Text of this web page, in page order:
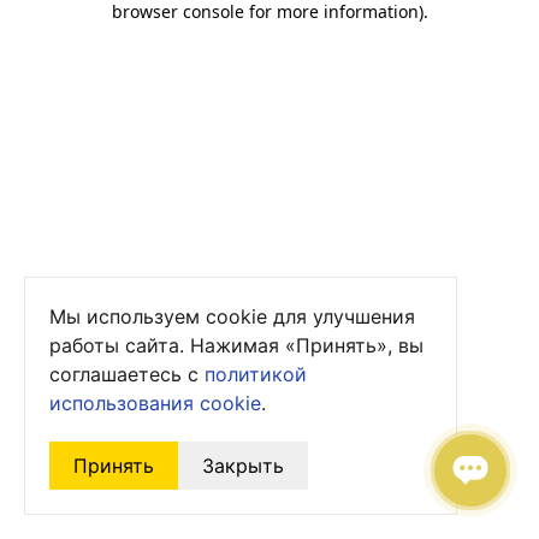
browser console for more information).
Мы используем cookie для улучшения
работы сайта. Нажимая «Принять», вы
соглашаетесь с политикой
использования cookie.
Принять Закрыть